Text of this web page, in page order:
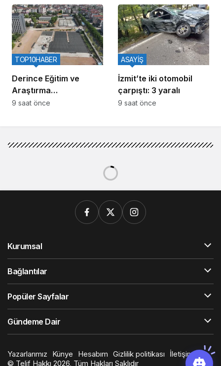
Derince Eğitim ve
Araştırma
Hastanesinin yanına
TOP10HABER
9 saat önce
İzmit’te iki otomobil
çarpıştı: 3 yaralı
ASAYİŞ
9 saat önce
Kurumsal
Bağlantılar
Popüler Sayfalar
Gündeme Dair
Yazarlarımız Künye Hesabım Gizlilik politikası
İletişim
© Telif Hakkı 2026, Tüm Hakları Saklıdır